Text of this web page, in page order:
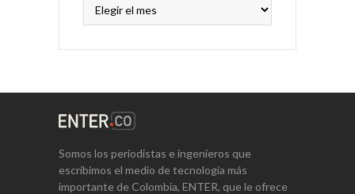
Somos los periodistas e ingenieros que
escribimos el medio de tecnología más
importante de Colombia, ENTER, que le ofrece